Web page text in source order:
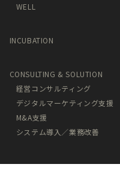
WELL
INCUBATION
CONSULTING & SOLUTION
経営コンサルティング
デジタルマーケティング支援
M&A支援
システム導入／業務改善